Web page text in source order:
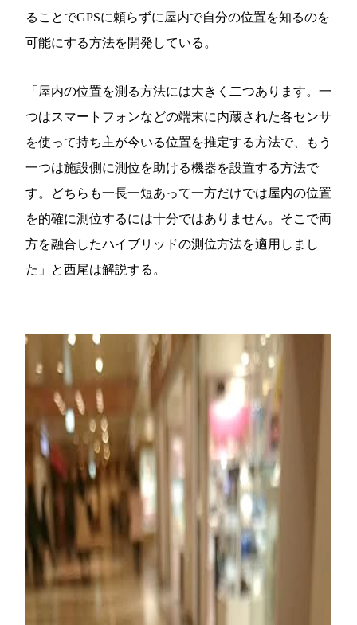
ることでGPSに頼らずに屋内で自分の位置を知るのを
可能にする方法を開発している。
「屋内の位置を測る方法には大きく二つあります。一
つはスマートフォンなどの端末に内蔵された各センサ
を使って持ち主が今いる位置を推定する方法で、もう
一つは施設側に測位を助ける機器を設置する方法で
す。どちらも一長一短あって一方だけでは屋内の位置
を的確に測位するには十分ではありません。そこで両
方を融合したハイブリッドの測位方法を適用しまし
た」と西尾は解説する。